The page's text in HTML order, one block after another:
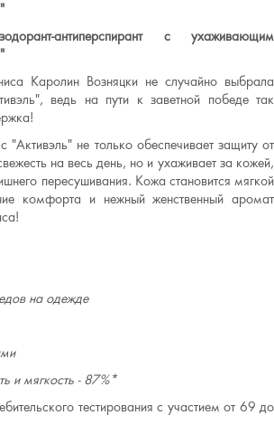
антиперспирант с ухаживающим
Каролин Возняцки не случайно выбрала
ведь на пути к заветной победе так
"Активэль" не только обеспечивает защиту от
на весь день, но и ухаживает за кожей,
пересушивания. Кожа становится мягкой
комфорта и нежный женственный аромат
на одежде
и мягкость - 87%*
тестирования с участием от 69 до